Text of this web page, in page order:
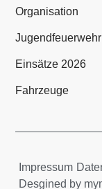
Organisation
Jugendfeuerwehr
Einsätze 2026
Fahrzeuge
Impressum
Desgined by